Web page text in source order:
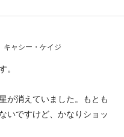
キャシー・ケイジ
が消えていました。もとも
いですけど、かなりショッ